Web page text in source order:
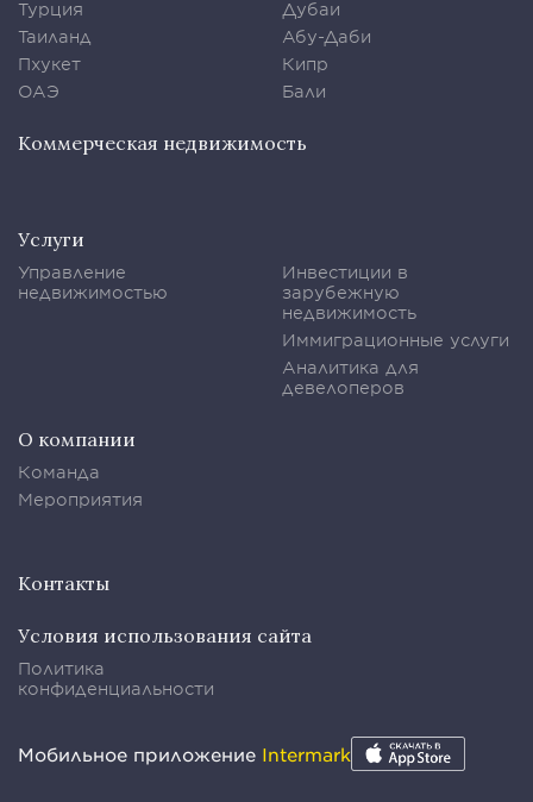
Турция
Таиланд
Пхукет
ОАЭ
Дубаи
Абу-Даби
Кипр
Бали
Коммерческая недвижимость
Услуги
Управление
недвижимостью
Инвестиции в
зарубежную
недвижимость
Иммиграционные услуги
Аналитика для
девелоперов
О компании
Команда
Мероприятия
Контакты
Условия использования сайта
Политика
конфиденциальности
Мобильное приложение Intermark